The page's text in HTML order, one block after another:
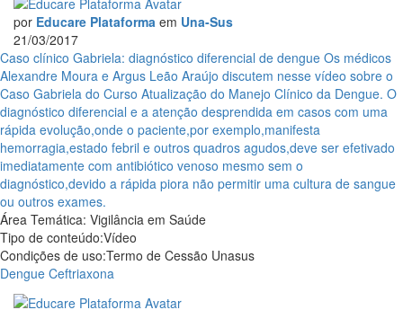
por Educare Plataforma em Una-Sus
21/03/2017
Caso clínico Gabriela: diagnóstico diferencial de dengue Os médicos
Alexandre Moura e Argus Leão Araújo discutem nesse vídeo sobre o
Caso Gabriela do Curso Atualização do Manejo Clínico da Dengue. O
diagnóstico diferencial e a atenção desprendida em casos com uma
rápida evolução,onde o paciente,por exemplo,manifesta
hemorragia,estado febril e outros quadros agudos,deve ser efetivado
imediatamente com antibiótico venoso mesmo sem o
diagnóstico,devido a rápida piora não permitir uma cultura de sangue
ou outros exames.
Área Temática: Vigilância em Saúde
Tipo de conteúdo:Vídeo
Condições de uso:Termo de Cessão Unasus
Dengue Ceftriaxona